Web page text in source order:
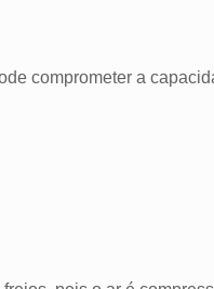
comprometer a